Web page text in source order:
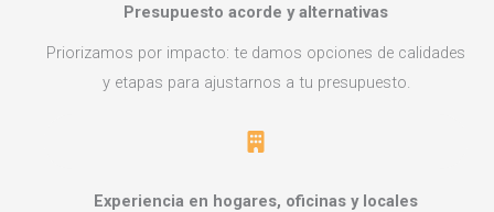
Presupuesto acorde y alternativas
Priorizamos por impacto: te damos opciones de calidades
y etapas para ajustarnos a tu presupuesto.
Experiencia en hogares, oficinas y locales